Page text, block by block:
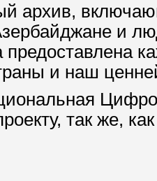
архив,
и
предоставлена
и наш
так же,